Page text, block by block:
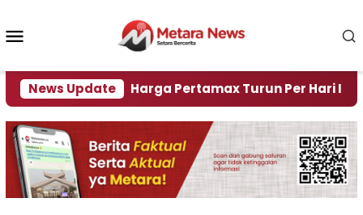
konten
News Update
Air Harga Pertamax Turun Per Hari Ini,